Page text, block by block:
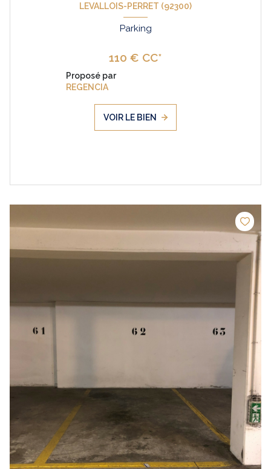
LEVALLOIS-PERRET (92300)
Parking
110 € CC*
Proposé par
REGENCIA
VOIR LE BIEN